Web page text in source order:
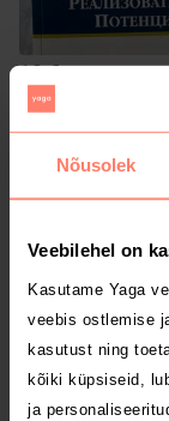
Nõusolek
Veebilehel on
Kasutame Yaga
veebis ostlemise
kasutust ning
kõiki küpsiseid,
ja
10 €
8 €